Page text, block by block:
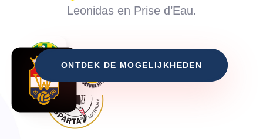
Leonidas en Prise d’Eau.
ONTDEK DE MOGELIJ KHEDEN